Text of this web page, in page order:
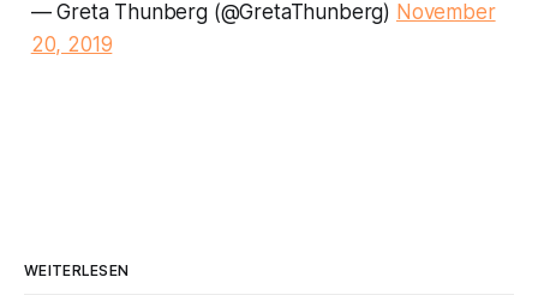
— Greta Thunberg (@GretaThunberg) November
20, 2019
WEITERLESEN